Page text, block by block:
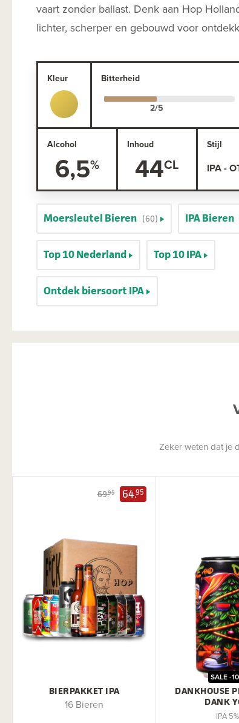
vaart zonder ballast. Denk aan Hop
lichter, scherper en gebouwd voor
Kleur Bitterheid
Alcohol
6,5
Inhoud
44
Stijl
IPA -
Moersleutel Bieren (60) IPA Bieren
Top 10 Nederland Top 10 IPA
Ontdek biersoort IPA
Zeker weten dat je
69.95 64.95
BIERPAKKET IPA
16 Bieren
DANKHOUSE
DANK
SALE -
IPA 5%